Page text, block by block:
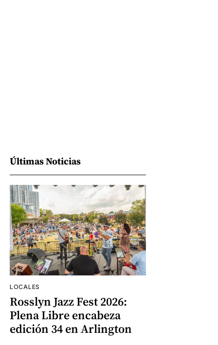
Últimas Noticias
LOCALES
Rosslyn Jazz Fest 2026:
Plena Libre encabeza
edición 34 en Arlington